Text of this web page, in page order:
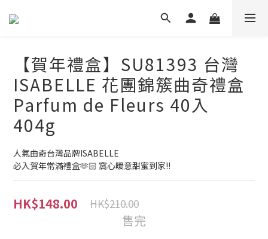
【賀年禮盒】SU81393 台灣
ISABELLE 花團錦簇曲奇禮盒
Parfum de Fleurs 40入
404g
人氣曲奇台灣品牌ISABELLE
必入賀年常滿禮盒🫶🏻 窩心暖意甜蜜到家!!
HK$148.00 HK$210.00
售完